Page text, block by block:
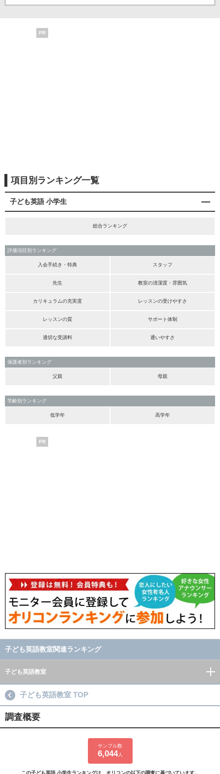
PR
項目別ランキング一覧
子ども英語 小学生
総合ランキング
評価項目別ランキング
入会手続き・特典 スタッフ
先生 教室の清潔度・雰囲気
カリキュラムの充実度 レッスンの受けやすさ
レッスンの質 サポート体制
適切な受講料 通いやすさ
保護者別ランキング
父親 母親
学齢別ランキング
低学年 高学年
PR
子ども英語教室関連ランキング
子ども英語教室
子ども英語教室 TOP
調査概要
サンプル数
6,044人
この子ども英語 小学生ランキングは、オリコンの以下の調査に基づいています。